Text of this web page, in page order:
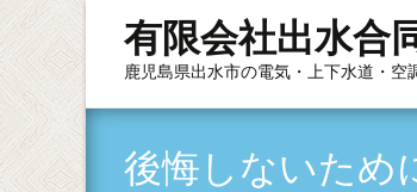
有限会社出水合
鹿児島県出水市の電気・上下水道・空
後悔しないため